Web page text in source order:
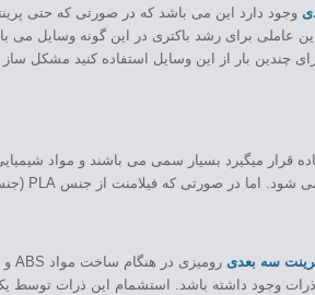
وجود دارد این می باشد که در صورتی که حتی
عاملی برای رشد باکتری در این گونه وسایل
چندین بار از این وسایل استفاده کنید مشکل
قرار میگیرد بسیار سمی می باشند و مواد
سه بعدی
وجود داشته باشد. استشمام این ذرات توسط